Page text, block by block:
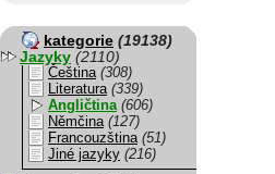
kategorie (19138)
Jazyky (2110)
Čeština (308)
Literatura (339)
Angličtina (606)
Němčina (127)
Francouzština (51)
Jiné jazyky (216)